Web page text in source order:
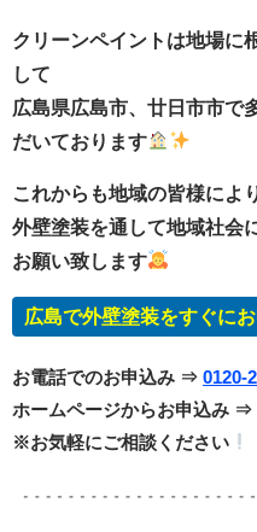
クリーンペイントは地場に
して
広島県広島市、廿日市市で
だいております
これからも地域の皆様によ
外壁塗装を通して地域社会
お願い致します
広島で外壁塗装をすぐに
お電話でのお申込み ⇒ 0120-
ホームページからお申込み ⇒
※お気軽にご相談ください